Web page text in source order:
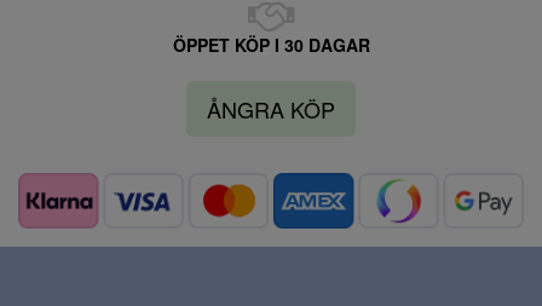
ÖPPET KÖP I 30 DAGAR
ÅNGRA KÖP